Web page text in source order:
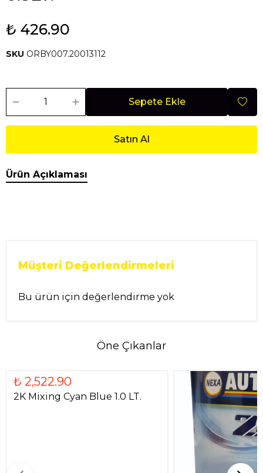
₺ 426.90
SKU ORBY007.20013112
Sepete Ekle
Satın Al
Ürün Açıklaması
Müşteri Değerlendirmeleri
Bu ürün için değerlendirme yok
Öne Çıkanlar
₺ 2,522.90
2K Mixing Cyan Blue 1.0 LT.